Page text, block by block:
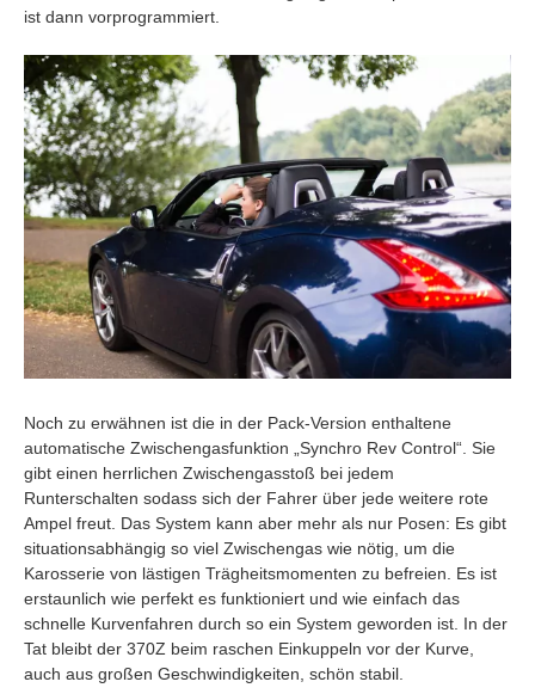
ist dann vorprogrammiert.
Noch zu erwähnen ist die in der Pack-Version enthaltene
automatische Zwischengasfunktion „Synchro Rev Control“. Sie
gibt einen herrlichen Zwischengasstoß bei jedem
Runterschalten sodass sich der Fahrer über jede weitere rote
Ampel freut. Das System kann aber mehr als nur Posen: Es gibt
situationsabhängig so viel Zwischengas wie nötig, um die
Karosserie von lästigen Trägheitsmomenten zu befreien. Es ist
erstaunlich wie perfekt es funktioniert und wie einfach das
schnelle Kurvenfahren durch so ein System geworden ist. In der
Tat bleibt der 370Z beim raschen Einkuppeln vor der Kurve,
auch aus großen Geschwindigkeiten, schön stabil.